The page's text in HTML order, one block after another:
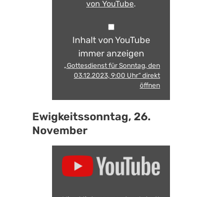
von YouTube.
Inhalt von YouTube
immer anzeigen
„Gottesdienst für Sonntag, den
03.12.2023, 9:00 Uhr“ direkt
öffnen
Ewigkeitssonntag, 26.
November